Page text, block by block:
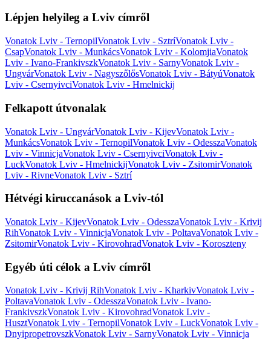
Lépjen helyileg a Lviv címről
Vonatok Lviv - TernopilVonatok Lviv - SztríVonatok Lviv -
CsapVonatok Lviv - MunkácsVonatok Lviv - KolomjiaVonatok
Lviv - Ivano-FrankivszkVonatok Lviv - SarnyVonatok Lviv -
UngvárVonatok Lviv - NagyszőlősVonatok Lviv - BátyúVonatok
Lviv - CsernyivciVonatok Lviv - Hmelnickij
Felkapott útvonalak
Vonatok Lviv - UngvárVonatok Lviv - KijevVonatok Lviv -
MunkácsVonatok Lviv - TernopilVonatok Lviv - OdesszaVonatok
Lviv - VinnicjaVonatok Lviv - CsernyivciVonatok Lviv -
LuckVonatok Lviv - HmelnickijVonatok Lviv - ZsitomirVonatok
Lviv - RivneVonatok Lviv - Sztrí
Hétvégi kiruccanások a Lviv-tól
Vonatok Lviv - KijevVonatok Lviv - OdesszaVonatok Lviv - Krivij
RihVonatok Lviv - VinnicjaVonatok Lviv - PoltavaVonatok Lviv -
ZsitomirVonatok Lviv - KirovohradVonatok Lviv - Koroszteny
Egyéb úti célok a Lviv címről
Vonatok Lviv - Krivij RihVonatok Lviv - KharkivVonatok Lviv -
PoltavaVonatok Lviv - OdesszaVonatok Lviv - Ivano-
FrankivszkVonatok Lviv - KirovohradVonatok Lviv -
HusztVonatok Lviv - TernopilVonatok Lviv - LuckVonatok Lviv -
DnyipropetrovszkVonatok Lviv - SarnyVonatok Lviv - Vinnicja